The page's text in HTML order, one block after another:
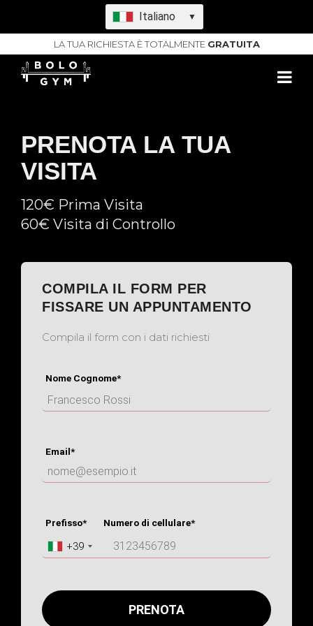
Italiano ▼
LA TUA RICHIESTA È TOTALMENTE GRATUITA
PRENOTA LA TUA
VISITA
120€ Prima Visita
60€ Visita di Controllo
COMPILA IL FORM PER
FISSARE UN APPUNTAMENTO
Compila il form con i dati richiesti
Nome Cognome*
Email*
Prefisso* Numero di cellulare*
+39